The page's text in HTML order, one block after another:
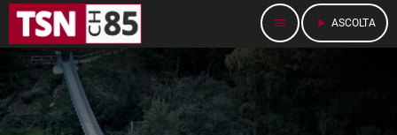
menu play_arrow ASCOLTA